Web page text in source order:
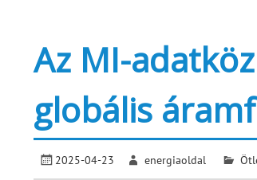
Az MI-
globális
2025-04-23 energiaoldal